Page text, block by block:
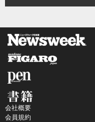
会社概要
会員規約